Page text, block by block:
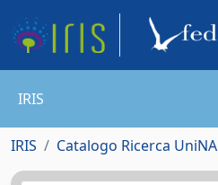
IRIS
IRIS Catalogo Ricerca UniNA